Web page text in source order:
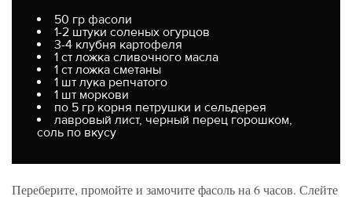
50 гр фасоли
1-2 штуки соленых огурцов
3-4 клубня картофеля
1 ст ложка сливочного масла
1 ст ложка сметаны
1 шт лука репчатого
1 шт моркови
по 5 гр корня петрушки и сельдерея
лавровый лист, черный перец горошком,
соль по вкусу
Переберите, промойте и замочите фасоль на 6 часов. Слейте